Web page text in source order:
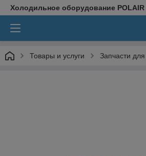
Холодильное оборудование POLAIR
Товары и услуги Запчасти